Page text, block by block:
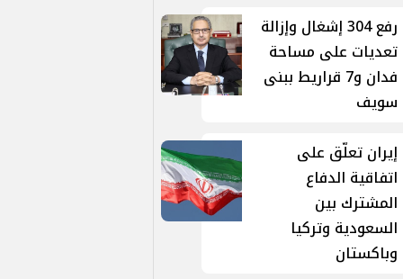
رفع 304 إشغال وإزالة
تعديات على مساحة
فدان و7 قراريط ببنى
سويف
إيران تعلّق على
اتفاقية الدفاع
المشترك بين
السعودية وتركيا
وباكستان